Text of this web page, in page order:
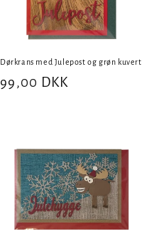
Dørkrans med Julepost og grøn kuvert
Normalpris
99,00 DKK